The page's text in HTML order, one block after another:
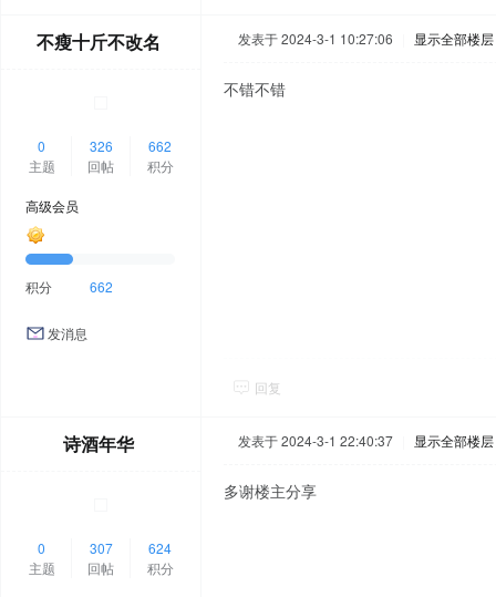
不瘦十斤不改名
0
主题
326
回帖
662
积分
高级会员
积分 662
发消息
发表于 2024-3-1 10:27:06 显示全部楼层
不错不错
回复
诗酒年华
0
主题
307
回帖
624
积分
发表于 2024-3-1 22:40:37 显示全部楼层
多谢楼主分享